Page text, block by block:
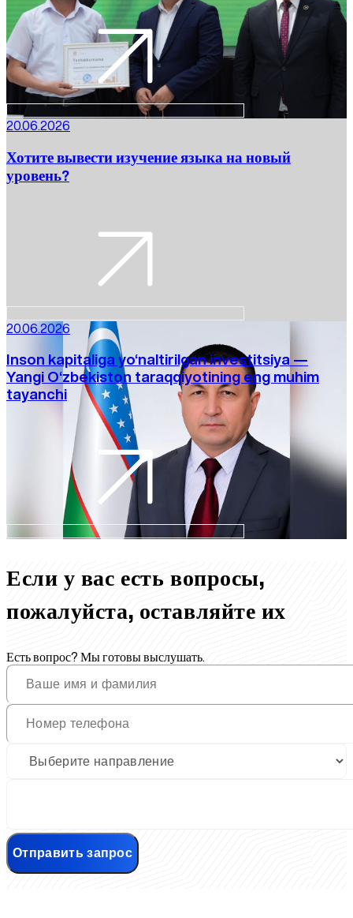
20.06.2026
Хотите вывести изучение языка на новый
уровень?
20.06.2026
Inson kapitaliga yo‘naltirilgan investitsiya —
Yangi O‘zbekiston taraqqiyotining eng muhim
tayanchi
Если у вас есть вопросы,
пожалуйста, оставляйте их
Есть вопрос? Мы готовы выслушать.
Отправить запрос